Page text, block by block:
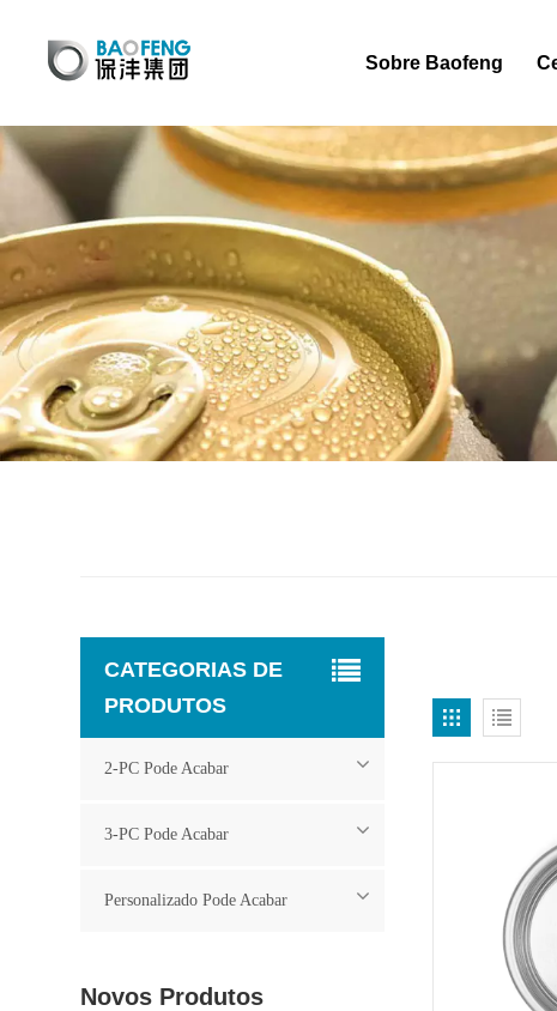
Sobre Baofeng
CATEGORIAS DE
PRODUTOS
2-PC Pode Acabar
3-PC Pode Acabar
Personalizado Pode Acabar
Novos Produtos